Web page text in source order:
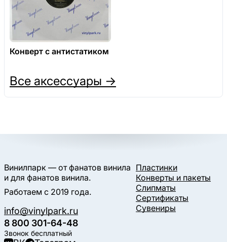
Конверт с антистатиком
Все аксессуары →
Винилпарк — от фанатов винила
и для фанатов винила.
Работаем с 2019 года.
info@vinylpark.ru
8 800 301-64-48
Звонок бесплатный
Пластинки
Конверты и пакеты
Слипматы
Сертификаты
Сувениры